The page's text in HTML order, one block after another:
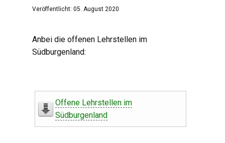
Veröffentlicht: 05. August 2020
Anbei die offenen Lehrstellen im
Südburgenland:
Offene Lehrstellen im
Südburgenland